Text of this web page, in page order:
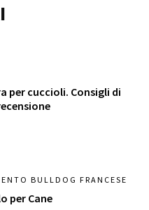
per cuccioli. Consigli di
BULLDOG FRANCESE
per Cane